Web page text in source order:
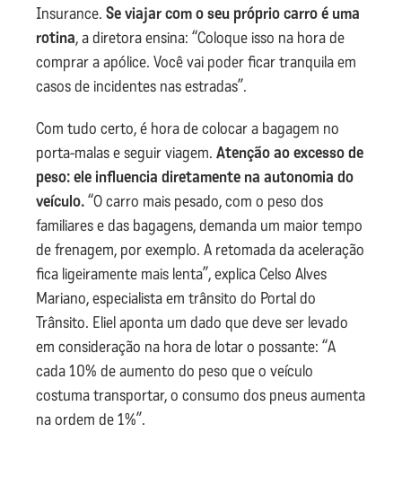
Insurance. Se viajar com o seu próprio carro é uma
rotina, a diretora ensina: “Coloque isso na hora de
comprar a apólice. Você vai poder ficar tranquila em
casos de incidentes nas estradas”.
Com tudo certo, é hora de colocar a bagagem no
porta-malas e seguir viagem. Atenção ao excesso de
peso: ele influencia diretamente na autonomia do
veículo.“O carro mais pesado, com o peso dos
familiares e das bagagens, demanda um maior tempo
de frenagem, por exemplo. A retomada da aceleração
fica ligeiramente mais lenta”, explica Celso Alves
Mariano, especialista em trânsito do Portal do
Trânsito. Eliel aponta um dado que deve ser levado
em consideração na hora de lotar o possante: “A
cada 10% de aumento do peso que o veículo
costuma transportar, o consumo dos pneus aumenta
na ordem de 1%”.